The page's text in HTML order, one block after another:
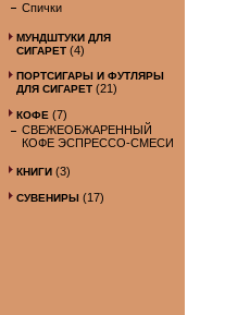
Спички
МУНДШТУКИ ДЛЯ
СИГАРЕТ (4)
ПОРТСИГАРЫ И ФУТЛЯРЫ
ДЛЯ СИГАРЕТ (21)
КОФЕ (7)
СВЕЖЕОБЖАРЕННЫЙ
КОФЕ ЭСПРЕССО-СМЕСИ
КНИГИ (3)
СУВЕНИРЫ (17)